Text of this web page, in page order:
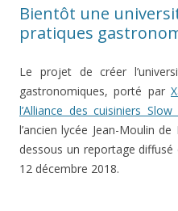
Bientôt une
pratiques
Le projet de créer
gastronomiques, porté par
l’Alliance des cuisiniers Slow
l’ancien lycée Jean-Moulin
dessous un reportage
12 décembre 2018.